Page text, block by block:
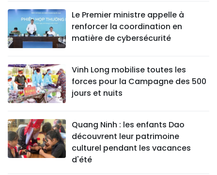
Le Premier ministre appelle à
renforcer la coordination en
matière de cybersécurité
Vinh Long mobilise toutes les
forces pour la Campagne des 500
jours et nuits
Quang Ninh : les enfants Dao
découvrent leur patrimoine
culturel pendant les vacances
d'été